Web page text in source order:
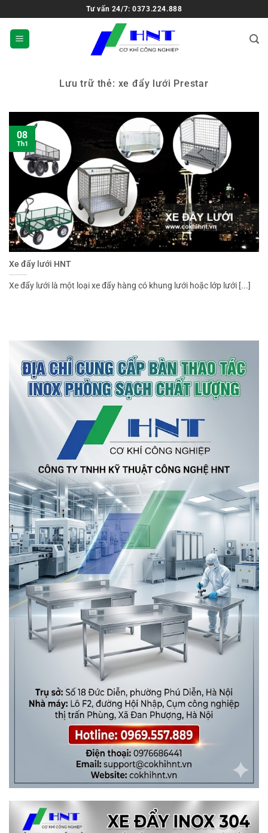
Tư vấn 24/7: 0373.224.888
Lưu trữ thẻ: xe đẩy lưới Prestar
Xe đẩy lưới HNT
Xe đẩy lưới là một loại xe đẩy hàng có khung lưới hoặc lớp lưới [...]
08
Th1